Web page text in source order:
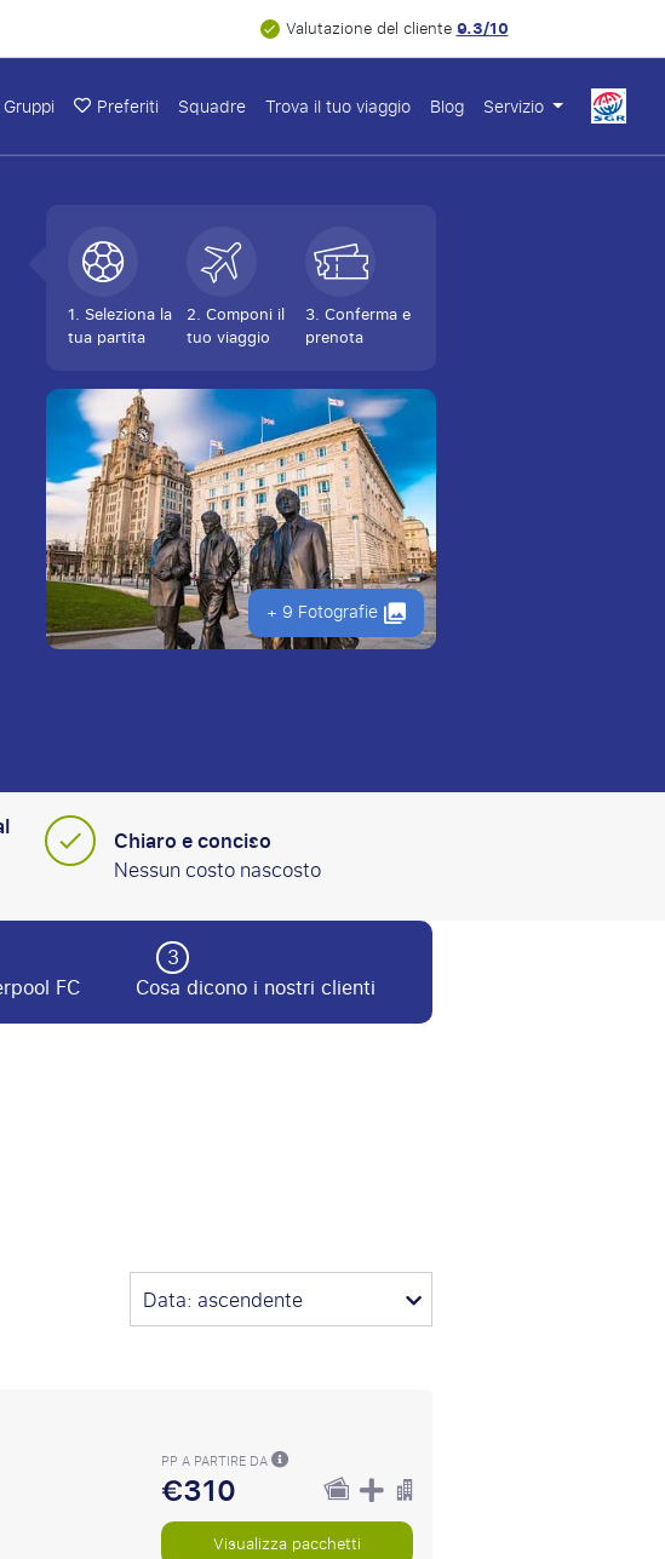
Valutazione del cliente9.3/10
Gruppi Preferiti Squadre Trova il tuo viaggio Blog Servizio
1. Seleziona la
tua partita
2. Componi il
tuo viaggio
3. Conferma e
prenota
+ 9 Fotografie
Chiaro e conciso
Nessun costo nascosto
FC
3
Cosa dicono i nostri clienti
Data: ascendente
PP A PARTIRE DA
€310
Visualizza pacchetti